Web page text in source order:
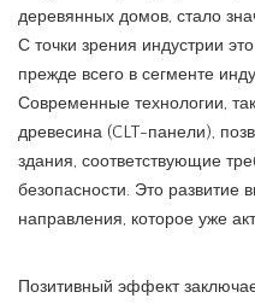
деревянных домов, стало
С точки зрения индустрии
прежде всего в сегменте
Современные технологии,
древесина (CLT-панели),
здания, соответствующие
безопасности. Это развитие
направления, которое уже
Позитивный эффект